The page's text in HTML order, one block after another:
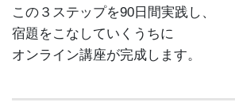
この３ステップを90日間実践し、
宿題をこなしていくうちに
オンライン講座が完成します。